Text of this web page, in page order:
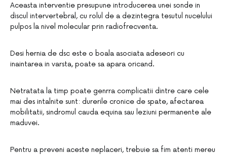
Aceasta interventie presupune introducerea unei sonde in
discul intervertebral, cu rolul de a dezintegra tesutul nucelului
pulpos la nivel molecular prin radiofrecventa.
Desi hernia de dsc este o boala asociata adeseori cu
inaintarea in varsta, poate sa apara oricand.
Netratata la timp poate genrra complicatii dintre care cele
mai des intalnite sunt: durerile cronice de spate, afectarea
mobilitatii, sindromul cauda equina sau leziuni permanente ale
maduvei.
Pentru a preveni aceste neplaceri, trebuie sa fim atenti mereu